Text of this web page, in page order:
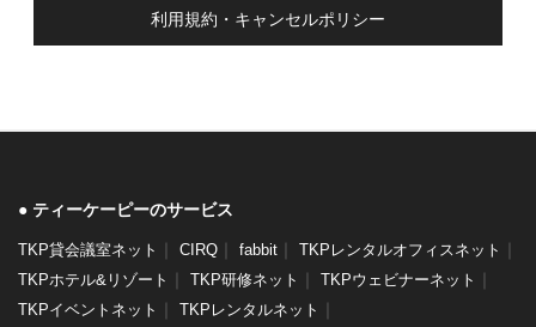
利用規約・キャンセルポリシー
ティーケーピーのサービス
TKP貸会議室ネット CIRQ fabbit TKPレンタルオフィスネット
TKPホテル&リゾート TKP研修ネット TKPウェビナーネット
TKPイベントネット TKPレンタルネット